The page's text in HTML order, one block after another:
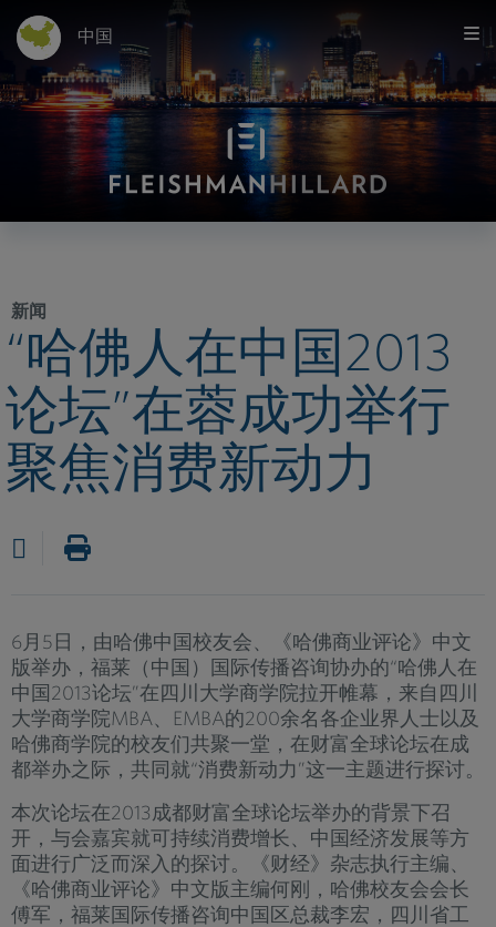
中国
新闻
“哈佛人在中国2013
论坛”在蓉成功举行
聚焦消费新动力
6月5日，由哈佛中国校友会、《哈佛商业评论》中文
版举办，福莱（中国）国际传播咨询协办的“哈佛人在
中国2013论坛”在四川大学商学院拉开帷幕，来自四川
大学商学院MBA、EMBA的200余名各企业界人士以及
哈佛商学院的校友们共聚一堂，在财富全球论坛在成
都举办之际，共同就“消费新动力”这一主题进行探讨。
本次论坛在2013成都财富全球论坛举办的背景下召
开，与会嘉宾就可持续消费增长、中国经济发展等方
面进行广泛而深入的探讨。《财经》杂志执行主编、
《哈佛商业评论》中文版主编何刚，哈佛校友会会长
傅军，福莱国际传播咨询中国区总裁李宏，四川省工